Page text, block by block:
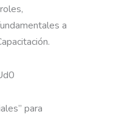
a
para